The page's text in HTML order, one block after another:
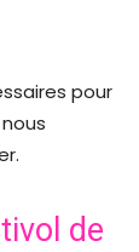
pour
de